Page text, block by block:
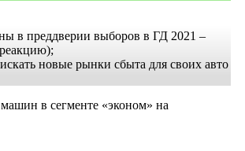
в преддверии выборов в ГД 2021 –
новые рынки сбыта для своих авто
в сегменте «эконом» на